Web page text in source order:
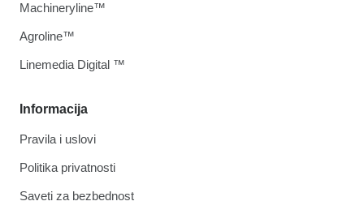
Informacija
Pravila i uslovi
Politika privatnosti
Saveti za bezbednost
Machineryline™
Agroline™
Linemedia Digital ™